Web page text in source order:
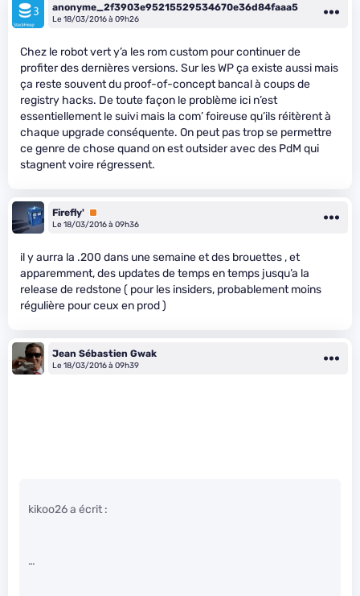
anonyme_2f3903e95215529534670e36d84faaa5
Le 18/03/2016 à 09h26
Chez le robot vert y’a les rom custom pour continuer de
profiter des dernières versions. Sur les WP ça existe aussi mais
ça reste souvent du proof-of-concept bancal à coups de
registry hacks. De toute façon le problème ici n’est
essentiellement le suivi mais la com’ foireuse qu’ils réitèrent à
chaque upgrade conséquente. On peut pas trop se permettre
ce genre de chose quand on est outsider avec des PdM qui
stagnent voire régressent.
Firefly' Premium
Le 18/03/2016 à 09h36
il y aurra la .200 dans une semaine et des brouettes , et
apparemment, des updates de temps en temps jusqu’a la
release de redstone ( pour les insiders, probablement moins
régulière pour ceux en prod )
Jean Sébastien Gwak
Le 18/03/2016 à 09h39
kikoo26 a écrit :
…